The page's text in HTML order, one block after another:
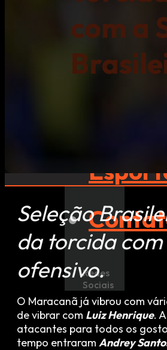
NFL
Redes
Sociais
com a
Seleção
da torcida
ofensivo.
O Maracanã já vibrou com
de vibrar com Luiz Henrique.
atacantes para todos os
tempo entraram Andrey